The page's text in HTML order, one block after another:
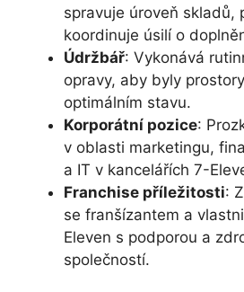
spravuje úroveň skladů,
koordinuje úsilí o
Údržbář: Vykonává
opravy, aby byly
optimálním stavu.
Korporátní pozice:
v oblasti marketingu,
a IT v kancelářích 7-
Franchise příležitosti:
se franšízantem a
Eleven s podporou a
společností.